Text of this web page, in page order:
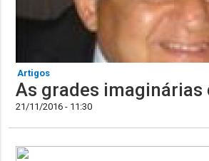
Artigos
As grades imaginárias
21/11/2016 - 11:30